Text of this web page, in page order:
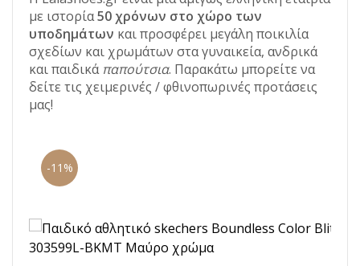
με ιστορία50 χρόνων στο χώρο των
υποδημάτων και προσφέρει μεγάλη ποικιλία
σχεδίων και χρωμάτων στα γυναικεία, ανδρικά
και παιδικά παπούτσια. Παρακάτω μπορείτε να
δείτε τις χειμερινές / φθινοπωρινές προτάσεις
μας!
-11%